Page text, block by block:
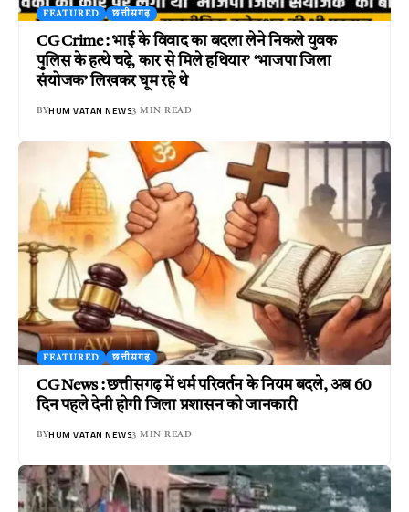
FEATURED छत्तीसगढ़
CG Crime : भाई के विवाद का बदला लेने निकले युवक
पुलिस के हत्थे चढ़े, कार से मिले हथियार’ ‘भाजपा जिला
संयोजक’ लिखकर घूम रहे थे
BYHUM VATAN NEWS3 MIN READ
FEATURED छत्तीसगढ़
CG News : छत्तीसगढ़ में धर्म परिवर्तन के नियम बदले, अब 60
दिन पहले देनी होगी जिला प्रशासन को जानकारी
BYHUM VATAN NEWS3 MIN READ